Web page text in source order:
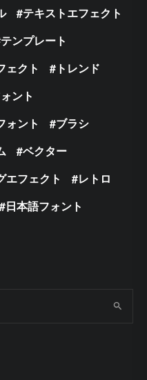
テキストエフェクト
テンプレート
ェクト
トレンド
ント
ォント
ブラシ
ベクター
エフェクト
レトロ
日本語フォント